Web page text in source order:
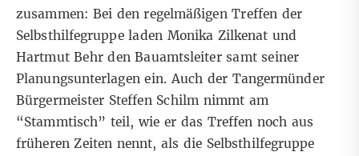
zusammen: Bei den regelmäßigen Treffen der
Selbsthilfegruppe laden Monika Zilkenat und
Hartmut Behr den Bauamtsleiter samt seiner
Planungsunterlagen ein. Auch der Tangermünder
Bürgermeister Steffen Schilm nimmt am
“Stammtisch” teil, wie er das Treffen noch aus
früheren Zeiten nennt, als die Selbsthilfegruppe